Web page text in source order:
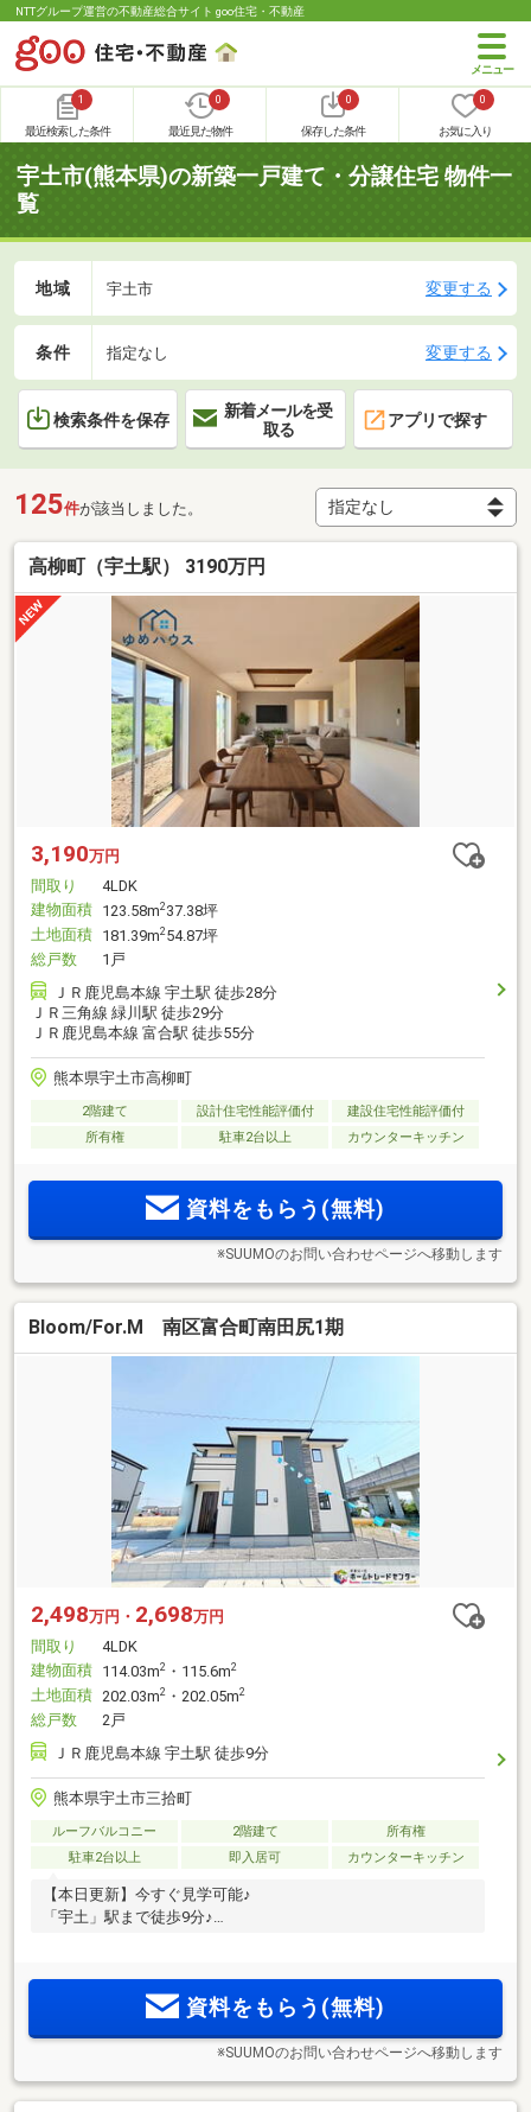
NTTグループ運営の不動産総合サイト goo住宅・不動産
1
最近検索した条件
0
最近見た物件
0
保存した条件
0
お気に入り
宇土市(熊本県)の新築一戸建て・分譲住宅 物件一
覧
地域 宇土市 変更する
条件 指定なし 変更する
検索条件を保存
新着メールを受
取る
アプリで探す
125件が該当しました。
高柳町（宇土駅） 3190万円
3,190万円
間取り
4LDK
建物面積 123.58m237.38坪
土地面積 181.39m254.87坪
総戸数
1戸
ＪＲ鹿児島本線 宇土駅 徒歩28分
ＪＲ三角線 緑川駅 徒歩29分
ＪＲ鹿児島本線 富合駅 徒歩55分
熊本県宇土市高柳町
2階建て 設計住宅性能評価付
建設住宅性能評価付
所有権
駐車2台以上 カウンターキッチン
資料をもらう(無料)
※SUUMOのお問い合わせページへ移動します
Bloom/For.M 南区富合町南田尻1期
2,498万円・ 2,698万円
間取り
4LDK
建物面積 114.03m2 ・115.6m2
土地面積 202.03m2 ・202.05m2
総戸数
2戸
ＪＲ鹿児島本線 宇土駅 徒歩9分
熊本県宇土市三拾町
ルーフバルコニー 2階建て
所有権
駐車2台以上
即入居可 カウンターキッチン
【本日更新】今すぐ見学可能♪
「宇土」駅まで徒歩9分♪
資料をもらう(無料)
※SUUMOのお問い合わせページへ移動します